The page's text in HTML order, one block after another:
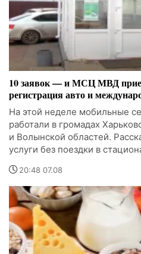
10 заявок — и МСЦ МВД
регистрация авто и
На этой неделе мобильные
работали в громадах
и Волынской областей.
услуги без поездки в
20:48 07.08